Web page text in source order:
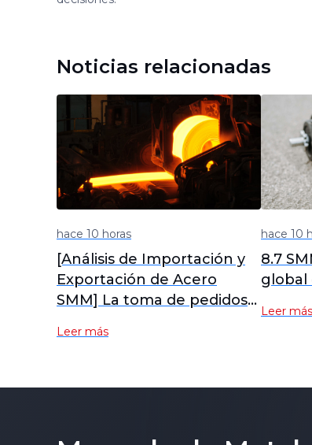
Noticias relacionadas
hace 10 horas
[Análisis de Importación y
Exportación de Acero
SMM] La toma de pedidos
julio, ¿repuntarán las
Leer más
hace 10
8.7
global
Leer más